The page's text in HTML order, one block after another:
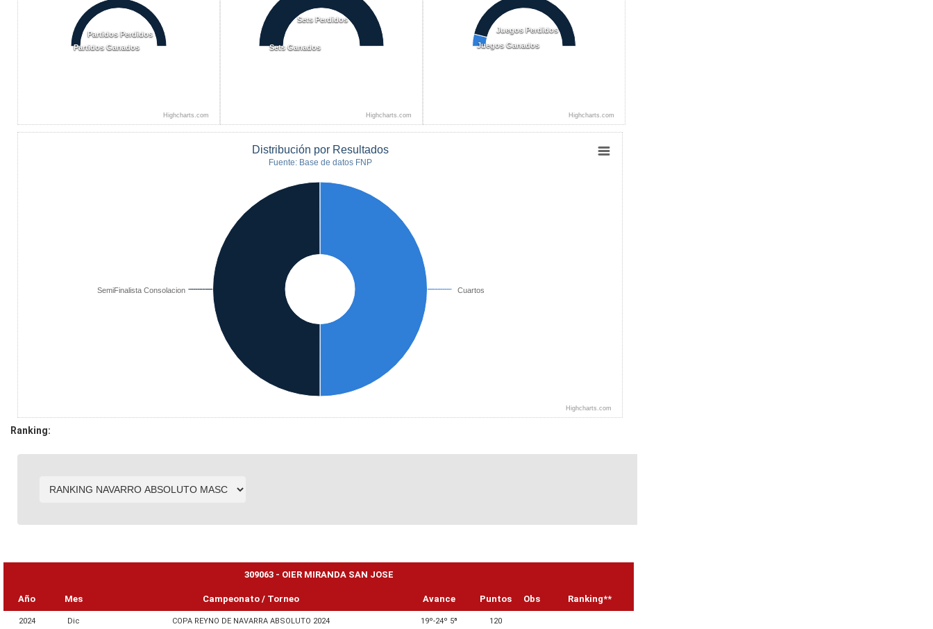
Partidos Ganados
Partidos Perdidos
Highcharts.com
Sets Ganados
Sets Perdidos
Highcharts.com
Juegos Ganados
Juegos Perdidos
Highcharts.com
Distribución por Resultados
Fuente: Base de datos FNP
Cuartos
SemiFinalista Consolacion
Highcharts.com
Ranking:
309063 - OIER MIRANDA SAN JOSE
Año Mes Campeonato / Torneo Avance Puntos Obs Ranking**
2024 Dic COPA REYNO DE NAVARRA ABSOLUTO 2024 19º-24º 5ª 120